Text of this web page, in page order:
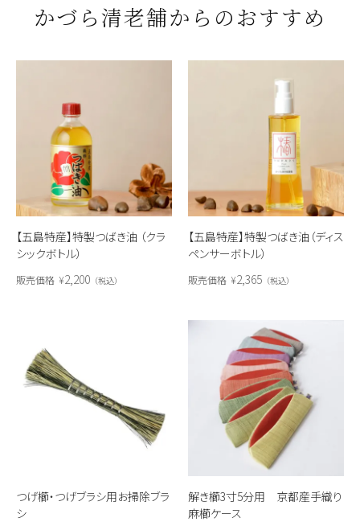
かづら清老舗からのおすすめ
【五島特産】特製つばき油 （クラ
シックボトル）
販売価格 ¥2,200 税込
【五島特産】特製つばき油（ディス
ペンサーボトル）
販売価格 ¥2,365 税込
つげ櫛・つげブラシ用お掃除ブラ
シ
解き櫛3寸5分用 京都産手織り
麻櫛ケース